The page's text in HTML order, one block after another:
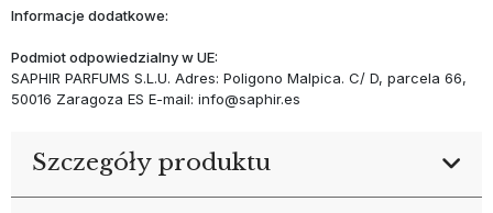
Informacje dodatkowe:
Podmiot odpowiedzialny w UE:
SAPHIR PARFUMS S.L.U. Adres: Poligono Malpica. C/ D, parcela 66,
50016 Zaragoza ES E-mail: info@saphir.es
Szczegóły produktu